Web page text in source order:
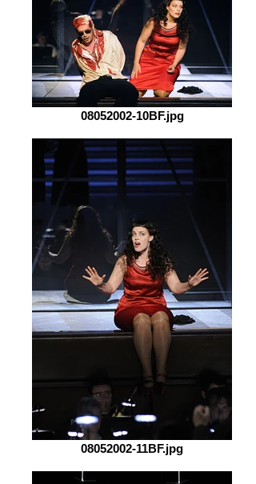
08052002-10BF.jpg
08052002-11BF.jpg